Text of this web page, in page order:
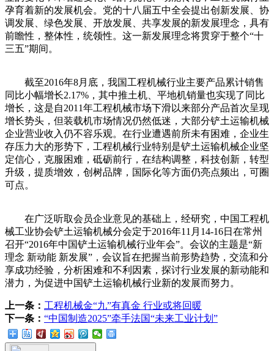
孕育着新的发展机会。党的十八届五中全会提出创新发展、协
调发展、绿色发展、开放发展、共享发展的新发展理念，具有
前瞻性，整体性，统领性。这一新发展理念将贯穿于整个“十
三五”期间。
截至2016年8月底，我国工程机械行业主要产品累计销售
同比小幅增长2.17%，其中推土机、平地机销量也实现了同比
增长，这是自2011年工程机械市场下滑以来部分产品首次呈现
增长势头，但装载机市场情况仍然低迷，大部分铲土运输机械
企业营业收入仍不容乐观。在行业遭遇前所未有困难，企业生
存压力大的形势下，工程机械行业特别是铲土运输机械企业坚
定信心，克服困难，砥砺前行，在结构调整，科技创新，转型
升级，提质增效，创树品牌，国际化等方面仍亮点频出，可圈
可点。
在广泛听取会员企业意见的基础上，经研究，中国工程机
械工业协会铲土运输机械分会定于2016年11月14-16日在常州
召开“2016年中国铲土运输机械行业年会”。会议的主题是“新
理念 新动能 新发展”，会议旨在把握当前形势趋势，交流和分
享成功经验，分析困难和不利因素，探讨行业发展的新动能和
潜力，为促进中国铲土运输机械行业新的发展而努力。
上一条： 工程机械金“九”有真金 行业或将回暖
下一条： “中国制造2025”牵手法国“未来工业计划”